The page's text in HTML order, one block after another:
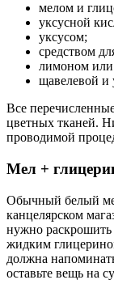
мелом и
уксусной
уксусом;
средством
лимоном
щавелевой и
Все
цветных тканей.
проводимой
Мел +
Обычный белый
канцелярском
нужно раскрошить
жидким
должна
оставьте вещь на